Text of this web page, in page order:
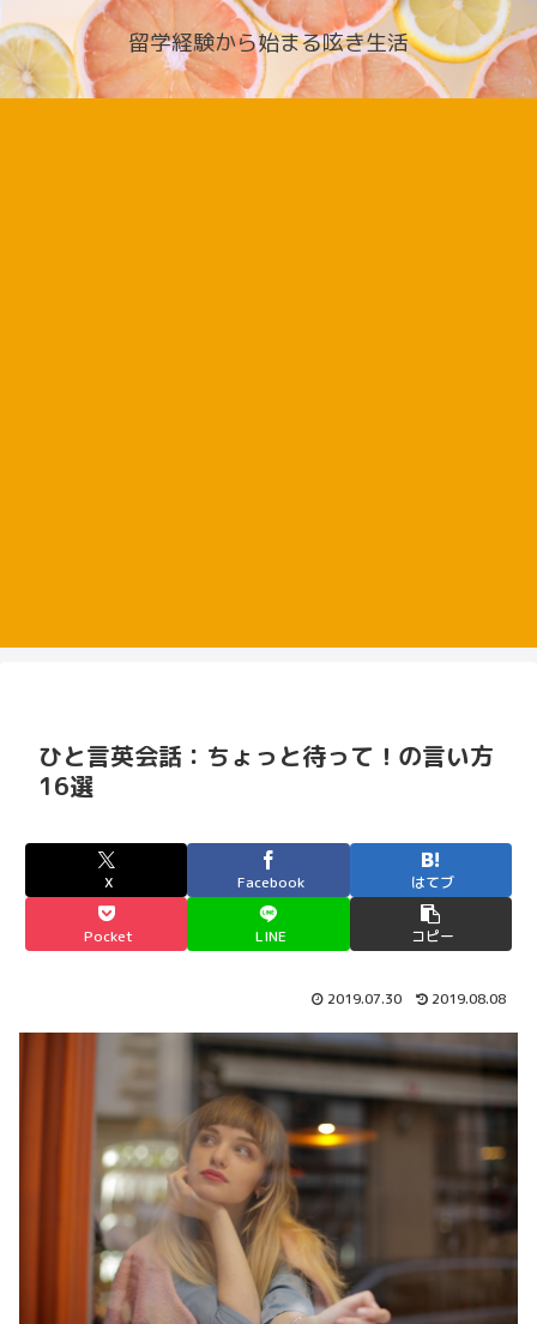
留学経験から始まる呟き生活
ひと言英会話：ちょっと待って！の言い方
16選
X Facebook はてブ
Pocket LINE コピー
2019.07.30 2019.08.08